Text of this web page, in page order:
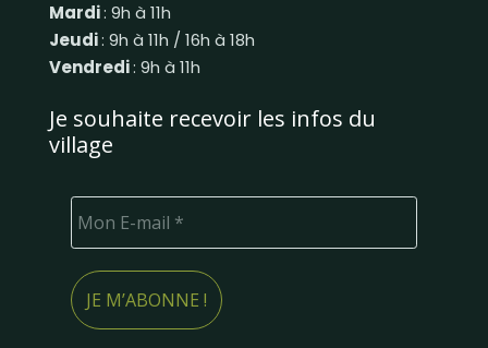
Mardi: 9h à 11h
Jeudi: 9h à 11h / 16h à 18h
Vendredi: 9h à 11h
Je souhaite recevoir les infos du
village